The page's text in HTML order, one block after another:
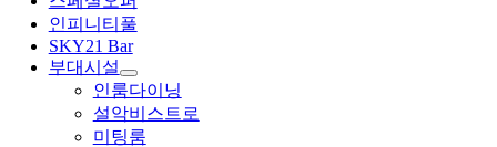
인피니티풀
SKY21 Bar
부대시설
인룸다이닝
설악비스트로
미팅룸